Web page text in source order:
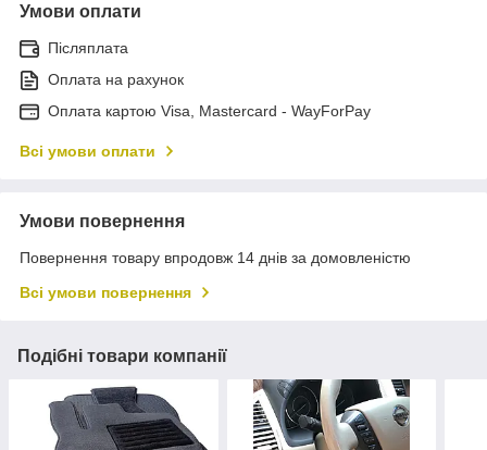
Умови оплати
Післяплата
Оплата на рахунок
Оплата картою Visa, Mastercard - WayForPay
Всі умови оплати
Умови повернення
Повернення товару впродовж 14 днів за домовленістю
Всі умови повернення
Подібні товари компанії